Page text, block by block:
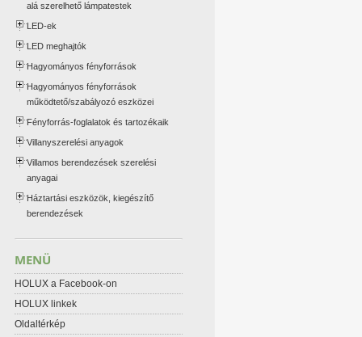
alá szerelhető lámpatestek
LED-ek
LED meghajtók
Hagyományos fényforrások
Hagyományos fényforrások
működtető/szabályozó eszközei
Fényforrás-foglalatok és tartozékaik
Villanyszerelési anyagok
Villamos berendezések szerelési
anyagai
Háztartási eszközök, kiegészítő
berendezések
MENÜ
HOLUX a Facebook-on
HOLUX linkek
Oldaltérkép